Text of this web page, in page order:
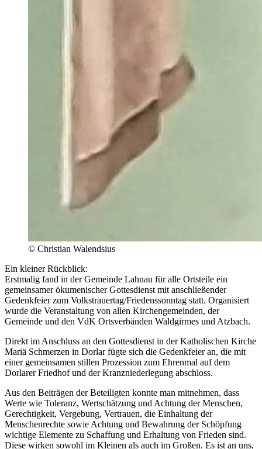
© Christian Walendsius
Ein kleiner Rückblick:
Erstmalig fand in der Gemeinde Lahnau für alle Ortsteile ein
gemeinsamer ökumenischer Gottesdienst mit anschließender
Gedenkfeier zum Volkstrauertag/Friedenssonntag statt. Organisiert
wurde die Veranstaltung von allen Kirchengemeinden, der
Gemeinde und den VdK Ortsverbänden Waldgirmes und Atzbach.
Direkt im Anschluss an den Gottesdienst in der Katholischen Kirche
Mariä Schmerzen in Dorlar fügte sich die Gedenkfeier an, die mit
einer gemeinsamen stillen Prozession zum Ehrenmal auf dem
Dorlarer Friedhof und der Kranzniederlegung abschloss.
Aus den Beiträgen der Beteiligten konnte man mitnehmen, dass
Werte wie Toleranz, Wertschätzung und Achtung der Menschen,
Gerechtigkeit, Vergebung, Vertrauen, die Einhaltung der
Menschenrechte sowie Achtung und Bewahrung der Schöpfung
wichtige Elemente zu Schaffung und Erhaltung von Frieden sind.
Diese wirken sowohl im Kleinen als auch im Großen. Es ist an uns,